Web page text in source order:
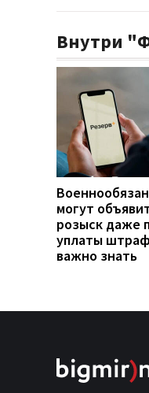
Внутри
могут
розыск даже
уплаты
важно знать